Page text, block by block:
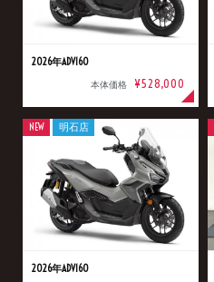
2026年ADV160
本体価格 ¥528,000
2026年ADV160
NEW 明石店